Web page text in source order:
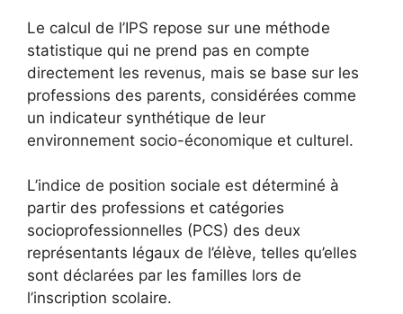
Le calcul de l’IPS repose sur une méthode
statistique qui ne prend pas en compte
directement les revenus, mais se base sur les
professions des parents, considérées comme
un indicateur synthétique de leur
environnement socio-économique et culturel.
L’indice de position sociale est déterminé à
partir des professions et catégories
socioprofessionnelles (PCS) des deux
représentants légaux de l’élève, telles qu’elles
sont déclarées par les familles lors de
l’inscription scolaire.